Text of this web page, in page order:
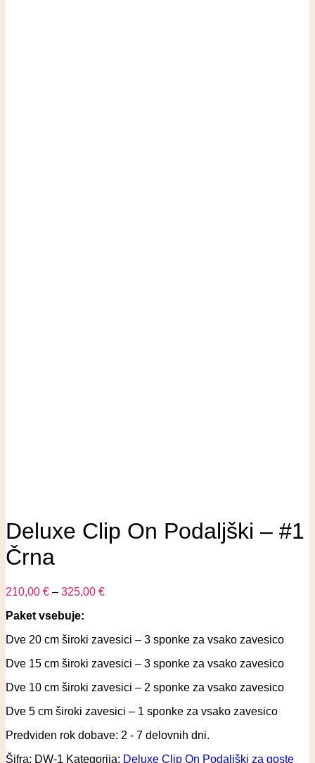
Deluxe Clip On Podaljški – #1
Črna
210,00 € – 325,00 €
Paket vsebuje:
Dve 20 cm široki zavesici – 3 sponke za vsako zavesico
Dve 15 cm široki zavesici – 3 sponke za vsako zavesico
Dve 10 cm široki zavesici – 2 sponke za vsako zavesico
Dve 5 cm široki zavesici – 1 sponke za vsako zavesico
Predviden rok dobave: 2 - 7 delovnih dni.
Šifra: DW-1 Kategorija: Deluxe Clip On Podaljški za goste